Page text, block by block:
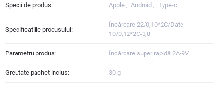
Specii de produs: Apple、Android、Type-c
Specificatiile produsului:
Încărcare 22/0,10*2C/Date
10/0,12*2C-3,8
Parametru produs: Încărcare super rapidă 2A-9V
Greutate pachet inclus: 30 g